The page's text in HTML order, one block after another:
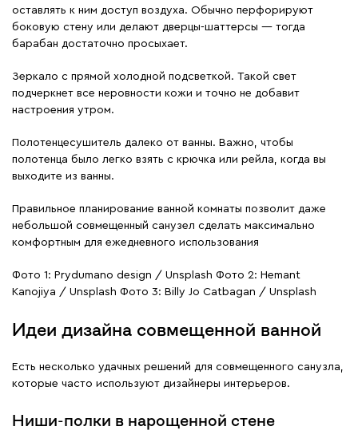
оставлять к ним доступ воздуха. Обычно перфорируют
боковую стену или делают дверцы-шаттерсы — тогда
барабан достаточно просыхает.
Зеркало с прямой холодной подсветкой. Такой свет
подчеркнет все неровности кожи и точно не добавит
настроения утром.
Полотенцесушитель далеко от ванны. Важно, чтобы
полотенца было легко взять с крючка или рейла, когда вы
выходите из ванны.
Правильное планирование ванной комнаты позволит даже
небольшой совмещенный санузел сделать максимально
комфортным для ежедневного использования
Фото 1: Prydumano design / Unsplash Фото 2: Hemant
Kanojiya / Unsplash Фото 3: Billy Jo Catbagan / Unsplash
Идеи дизайна совмещенной ванной
Есть несколько удачных решений для совмещенного санузла,
которые часто используют дизайнеры интерьеров.
Ниши-полки в нарощенной стене